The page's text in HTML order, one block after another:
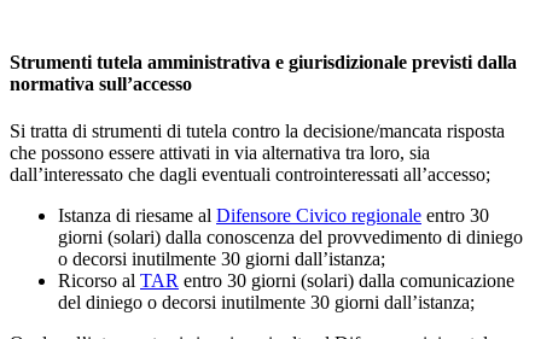
Strumenti tutela amministrativa e giurisdizionale previsti dalla
normativa sull’accesso
Si tratta di strumenti di tutela contro la decisione/mancata risposta
che possono essere attivati in via alternativa tra loro, sia
dall’interessato che dagli eventuali controinteressati all’accesso;
Istanza di riesame al Difensore Civico regionale entro 30
giorni (solari) dalla conoscenza del provvedimento di diniego
o decorsi inutilmente 30 giorni dall’istanza;
Ricorso al TAR entro 30 giorni (solari) dalla comunicazione
del diniego o decorsi inutilmente 30 giorni dall’istanza;